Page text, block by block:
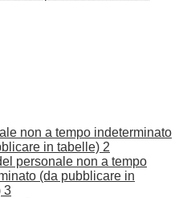
non a tempo indeterminato
in tabelle) 2
personale non a tempo
(da pubblicare in
3